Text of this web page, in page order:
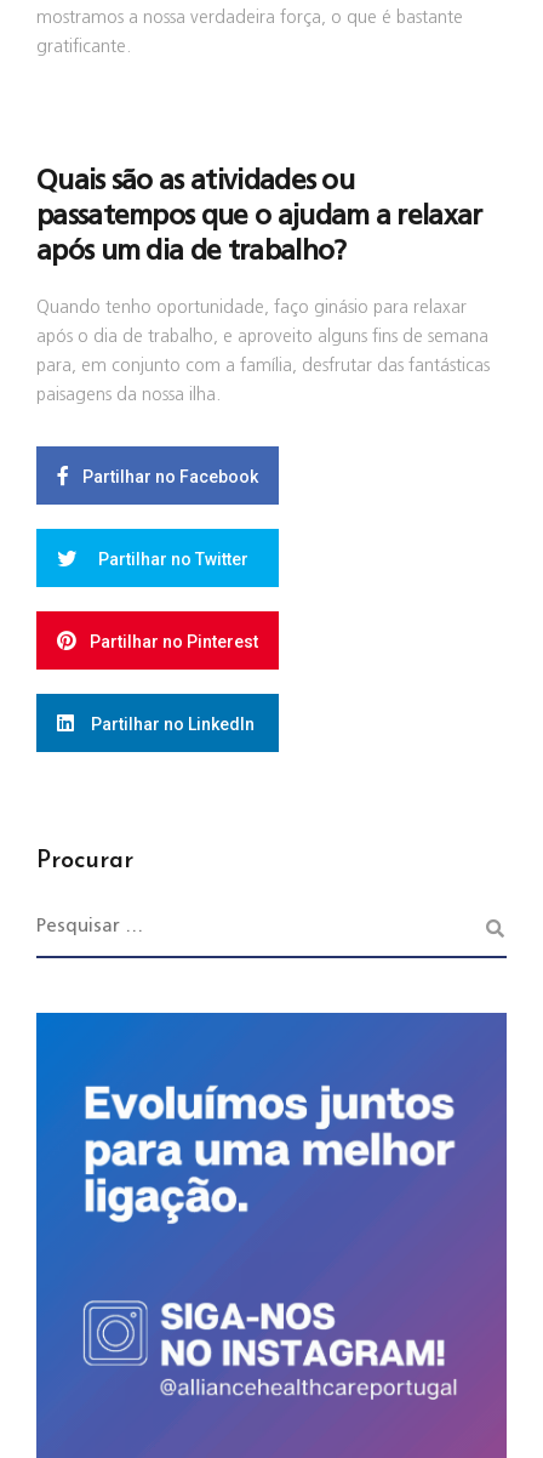
mostramos a nossa verdadeira força, o que é bastante
gratificante.
Quais são as atividades ou
passatempos que o ajudam a relaxar
após um dia de trabalho?
Quando tenho oportunidade, faço ginásio para relaxar
após o dia de trabalho, e aproveito alguns fins de semana
para, em conjunto com a família, desfrutar das fantásticas
paisagens da nossa ilha.
Partilhar no Facebook
Partilhar no Twitter
Partilhar no Pinterest
Partilhar no LinkedIn
Procurar